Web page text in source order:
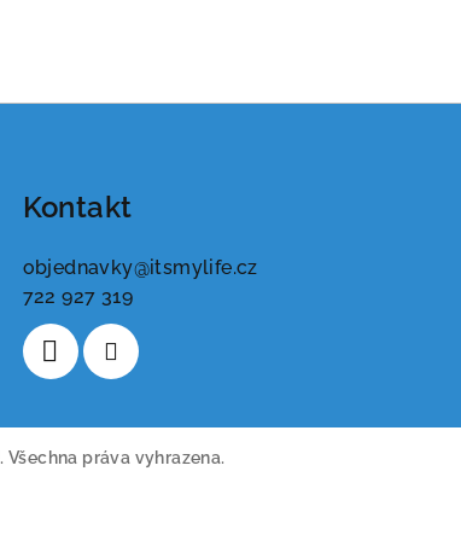
Kontakt
objednavky@itsmylife.cz
722 927 319
. Všechna práva vyhrazena.